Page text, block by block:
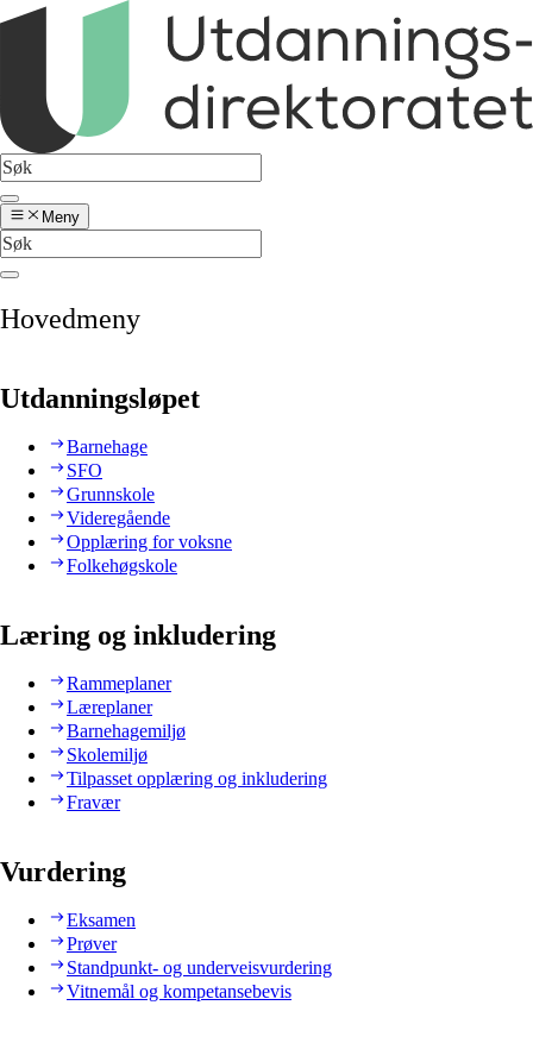
Meny
Hovedmeny
Utdanningsløpet
Barnehage
SFO
Grunnskole
Videregående
Opplæring for voksne
Folkehøgskole
Læring og inkludering
Rammeplaner
Læreplaner
Barnehagemiljø
Skolemiljø
Tilpasset opplæring og inkludering
Fravær
Vurdering
Eksamen
Prøver
Standpunkt- og underveisvurdering
Vitnemål og kompetansebevis